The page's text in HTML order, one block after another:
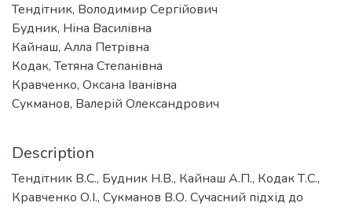
Тендітник, Володимир Сергійович
Будник, Ніна Василівна
Кайнаш, Алла Петрівна
Кодак, Тетяна Степанівна
Кравченко, Оксана Іванівна
Сукманов, Валерій Олександрович
Description
Тендітник В.С., Будник Н.В., Кайнаш А.П., Кодак Т.С.,
Кравченко О.І., Сукманов В.О. Сучасний підхід до